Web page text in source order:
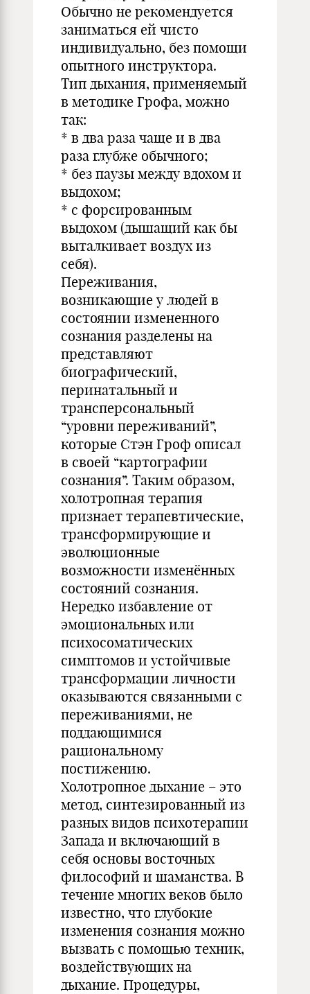
Обычно не рекомендуется
заниматься ей чисто
индивидуально, без помощи
опытного инструктора.
Тип дыхания, применяемый
в методике Грофа, можно
так:
* в два раза чаще и в два
раза глубже обычного;
* без паузы между вдохом и
выдохом;
* с форсированным
выдохом (дышащий как бы
выталкивает воздух из
себя).
Переживания,
возникающие у людей в
состоянии измененного
сознания разделены на
представляют
биографический,
перинатальный и
трансперсональный
“уровни переживаний”,
которые Стэн Гроф описал
в своей “картографии
сознания”. Таким образом,
холотропная терапия
признает терапевтические,
трансформирующие и
эволюционные
возможности изменённых
состояний сознания.
Нередко избавление от
эмоциональных или
психосоматических
симптомов и устойчивые
трансформации личности
оказываются связанными с
переживаниями, не
поддающимися
рациональному
постижению.
Холотропное дыхание – это
метод, синтезированный из
разных видов психотерапии
Запада и включающий в
себя основы восточных
философий и шаманства. В
течение многих веков было
известно, что глубокие
изменения сознания можно
вызвать с помощью техник,
воздействующих на
дыхание. Процедуры,